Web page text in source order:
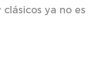
ya no es